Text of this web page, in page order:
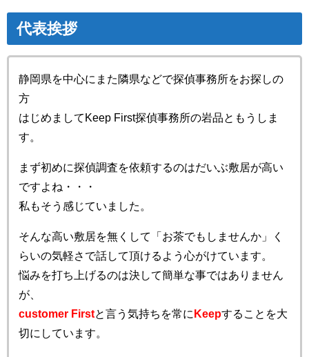
代表挨拶
静岡県を中心にまた隣県などで探偵事務所をお探しの
方
はじめましてKeep First探偵事務所の岩品ともうしま
す。
まず初めに探偵調査を依頼するのはだいぶ敷居が高い
ですよね・・・
私もそう感じていました。
そんな高い敷居を無くして「お茶でもしませんか」く
らいの気軽さで話して頂けるよう心がけています。
悩みを打ち上げるのは決して簡単な事ではありません
が、
customer Firstと言う気持ちを常に Keepすることを大
切にしています。